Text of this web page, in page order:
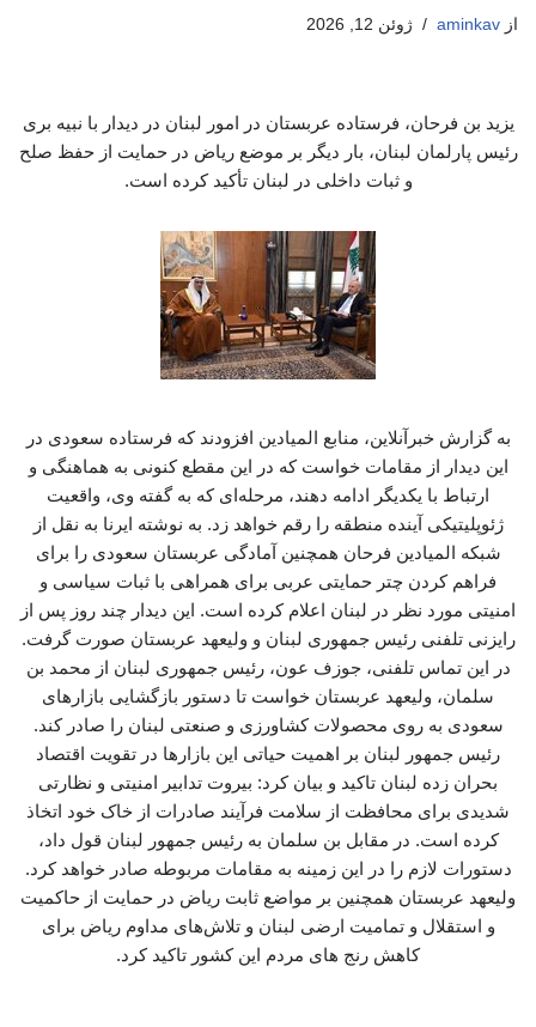
از aminkav ژوئن 12, 2026
یزید بن فرحان، فرستاده عربستان در امور لبنان در دیدار با نبیه بری
رئیس پارلمان لبنان، بار دیگر بر موضع ریاض در حمایت از حفظ صلح
و ثبات داخلی در لبنان تأکید کرده است.
به گزارش خبرآنلاین، منابع المیادین افزودند که فرستاده سعودی در
این دیدار از مقامات خواست که در این مقطع کنونی به هماهنگی و
ارتباط با یکدیگر ادامه دهند، مرحله‌ای که به گفته وی، واقعیت
ژئوپلیتیکی آینده منطقه را رقم خواهد زد. به نوشته ایرنا به نقل از
شبکه المیادین فرحان همچنین آمادگی عربستان سعودی را برای
فراهم کردن چتر حمایتی عربی برای همراهی با ثبات سیاسی و
امنیتی مورد نظر در لبنان اعلام کرده است. این دیدار چند روز پس از
رایزنی تلفنی رئیس جمهوری لبنان و ولیعهد عربستان صورت گرفت.
در این تماس تلفنی، جوزف عون، رئیس جمهوری لبنان از محمد بن
سلمان، ولیعهد عربستان خواست تا دستور بازگشایی بازارهای
سعودی به روی محصولات کشاورزی و صنعتی لبنان را صادر کند.
رئیس جمهور لبنان بر اهمیت حیاتی این بازارها در تقویت اقتصاد
بحران زده لبنان تاکید و بیان کرد: بیروت تدابیر امنیتی و نظارتی
شدیدی برای محافظت از سلامت فرآیند صادرات از خاک خود اتخاذ
کرده است. در مقابل بن سلمان به رئیس جمهور لبنان قول داد،
دستورات لازم را در این زمینه به مقامات مربوطه صادر خواهد کرد.
ولیعهد عربستان همچنین بر مواضع ثابت ریاض در حمایت از حاکمیت
و استقلال و تمامیت ارضی لبنان و تلاش‌های مداوم ریاض برای
کاهش رنج های مردم این کشور تاکید کرد.